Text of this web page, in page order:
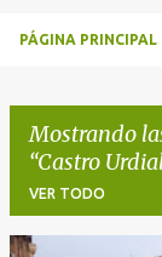
PÁGINA PRINCIPAL
Mostrando
Castro
VER TODO